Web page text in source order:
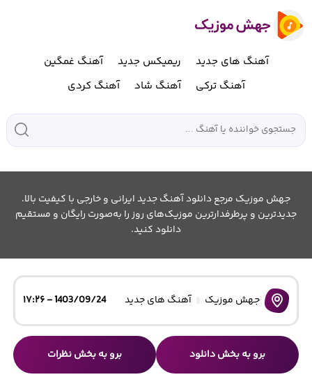
آهنگ های جدید ریمیکس جدید
آهنگ غمگین
آهنگ ترکی
آهنگ شاد آهنگ کردی
جهش موزیک مرجع دانلود آهنگ جدید ایرانی و خارجی با کیفیت بالا.
جدیدترین و پرطرفدارترین موزیک‌های روز را به‌صورت رایگان و مستقیم
دانلود کنید.
جهش موزیک آهنگ های جدید 1403/09/24 - ۱۷:۲۶
برو به بخش دانلود برو به بخش نظرات